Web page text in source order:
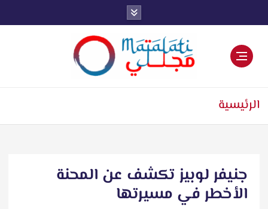
ل
الرئيسية
جنيفر لوبيز تكشف عن المحنة
الأخطر في مسيرتها